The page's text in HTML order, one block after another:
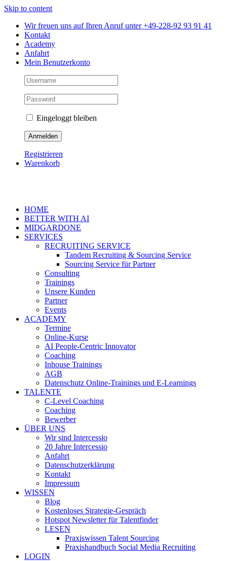
Skip to content
Wir freuen uns auf Ihren Anruf unter +49-228-92 93 91 41
Kontakt
Academy
Anfahrt
Mein Benutzerkonto
Eingeloggt bleiben
Registrieren
Warenkorb
HOME
BETTER WITH AI
MIDGARDONE
SERVICES
RECRUITING SERVICE
Tandem Recruiting & Sourcing Service
Sourcing Service für Partner
Consulting
Trainings
Unsere Kunden
Partner
Events
ACADEMY
Termine
Online-Kurse
AI People-Centric Innovator
Coaching
Inhouse Trainings
AGB
Datenschutz Online-Trainings und E-Learnings
TALENTE
C-Level Coaching
Coaching
Bewerber
ÜBER UNS
Wir sind Intercessio
20 Jahre Intercessio
Anfahrt
Datenschutzerklärung
Kontakt
Impressum
WISSEN
Blog
Kostenloses Strategie-Gespräch
Hotspot Newsletter für Talentfinder
LESEN
Praxiswissen Talent Sourcing
Praxishandbuch Social Media Recruiting
LOGIN